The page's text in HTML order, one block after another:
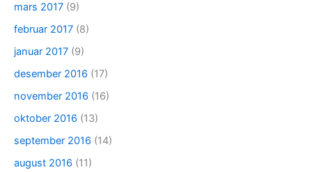
mars 2017 (9)
februar 2017 (8)
januar 2017 (9)
desember 2016 (17)
november 2016 (16)
oktober 2016 (13)
september 2016 (14)
august 2016 (11)